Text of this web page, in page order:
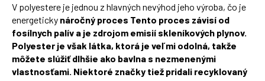
V polyestere je jednou z hlavných nevýhod jeho výroba, čo je
energeticky náročný proces Tento proces závisí od
fosílnych palív a je zdrojom emisií skleníkových plynov.
Polyester je však látka, ktorá je veľmi odolná, takže
môžete slúžiť dlhšie ako bavlna s nezmenenými
vlastnosťami. Niektoré značky tiež pridali recyklovaný